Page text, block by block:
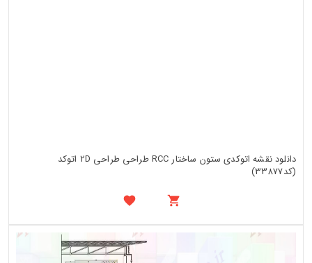
دانلود نقشه اتوکدی ستون ساختار RCC طراحی طراحی 2D اتوکد
(کد33877)